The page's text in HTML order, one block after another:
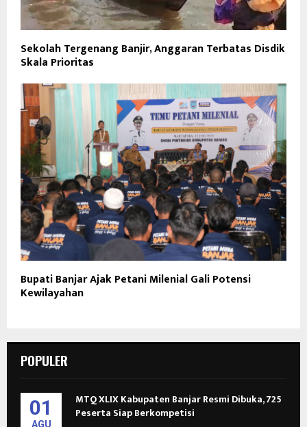
Sekolah Tergenang Banjir, Anggaran Terbatas Disdik
Skala Prioritas
Bupati Banjar Ajak Petani Milenial Gali Potensi
Kewilayahan
POPULER
01
AGU
MTQ XLIX Kabupaten Banjar Resmi Dibuka, 725
Peserta Siap Berkompetisi